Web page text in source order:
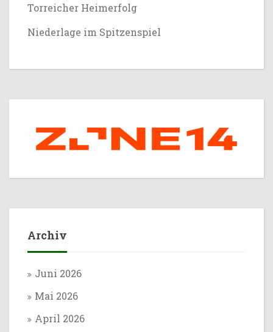
Torreicher Heimerfolg
Niederlage im Spitzenspiel
Archiv
Juni 2026
Mai 2026
April 2026